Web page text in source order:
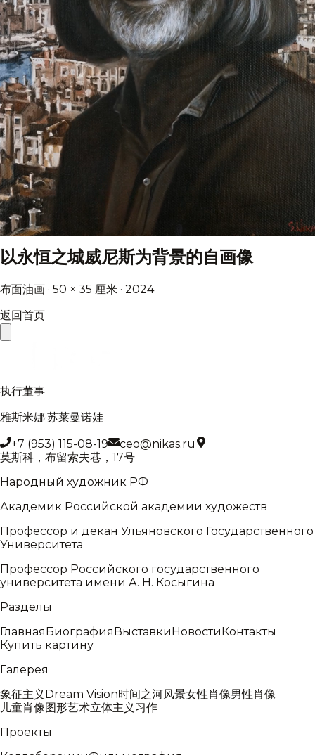
以永恒之城威尼斯为背景的自画像
布面油画 · 50 × 35 厘米 · 2024
返回首页
执行董事
雅斯米娜·苏莱曼诺娃
+7 (953) 115-08-19
ceo@nikas.ru
莫斯科，布留索夫巷，17号
Народный художник РФ
Академик Российской академии художеств
Профессор и декан Ульяновского Государственного
Университета
Профессор Российского государственного
университета имени А. Н. Косыгина
Разделы
Главная Биография Выставки Новости Контакты
Купить картину
Галерея
象征主义 Dream Vision时间之河风景女性肖像男性肖像
儿童肖像图形艺术立体主义 习作
Проекты